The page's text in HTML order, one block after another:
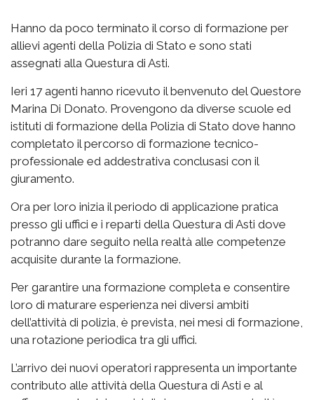
Hanno da poco terminato il corso di formazione per
allievi agenti della Polizia di Stato e sono stati
assegnati alla Questura di Asti.
Ieri 17 agenti hanno ricevuto il benvenuto del Questore
Marina Di Donato. Provengono da diverse scuole ed
istituti di formazione della Polizia di Stato dove hanno
completato il percorso di formazione tecnico-
professionale ed addestrativa conclusasi con il
giuramento.
Ora per loro inizia il periodo di applicazione pratica
presso gli uffici e i reparti della Questura di Asti dove
potranno dare seguito nella realtà alle competenze
acquisite durante la formazione.
Per garantire una formazione completa e consentire
loro di maturare esperienza nei diversi ambiti
dell’attività di polizia, è prevista, nei mesi di formazione,
una rotazione periodica tra gli uffici.
L’arrivo dei nuovi operatori rappresenta un importante
contributo alle attività della Questura di Asti e al